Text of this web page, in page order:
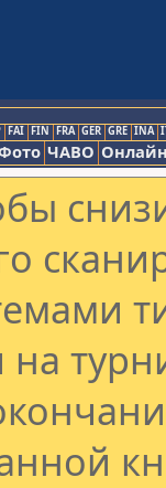
FAI FIN FRA GER GRE INA
ЧАВО
на